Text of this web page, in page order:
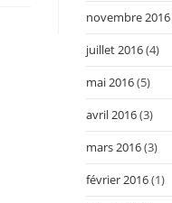
novembre 2016
juillet 2016(4)
mai 2016(5)
avril 2016(3)
mars 2016(3)
février 2016(1)